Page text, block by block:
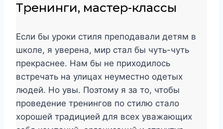
Тренинги, мастер-классы
Если бы уроки стиля преподавали детям в
школе, я уверена, мир стал бы чуть-чуть
прекраснее. Нам бы не приходилось
встречать на улицах неуместно одетых
людей. Но увы. Поэтому я за то, чтобы
проведение тренингов по стилю стало
хорошей традицией для всех уважающих